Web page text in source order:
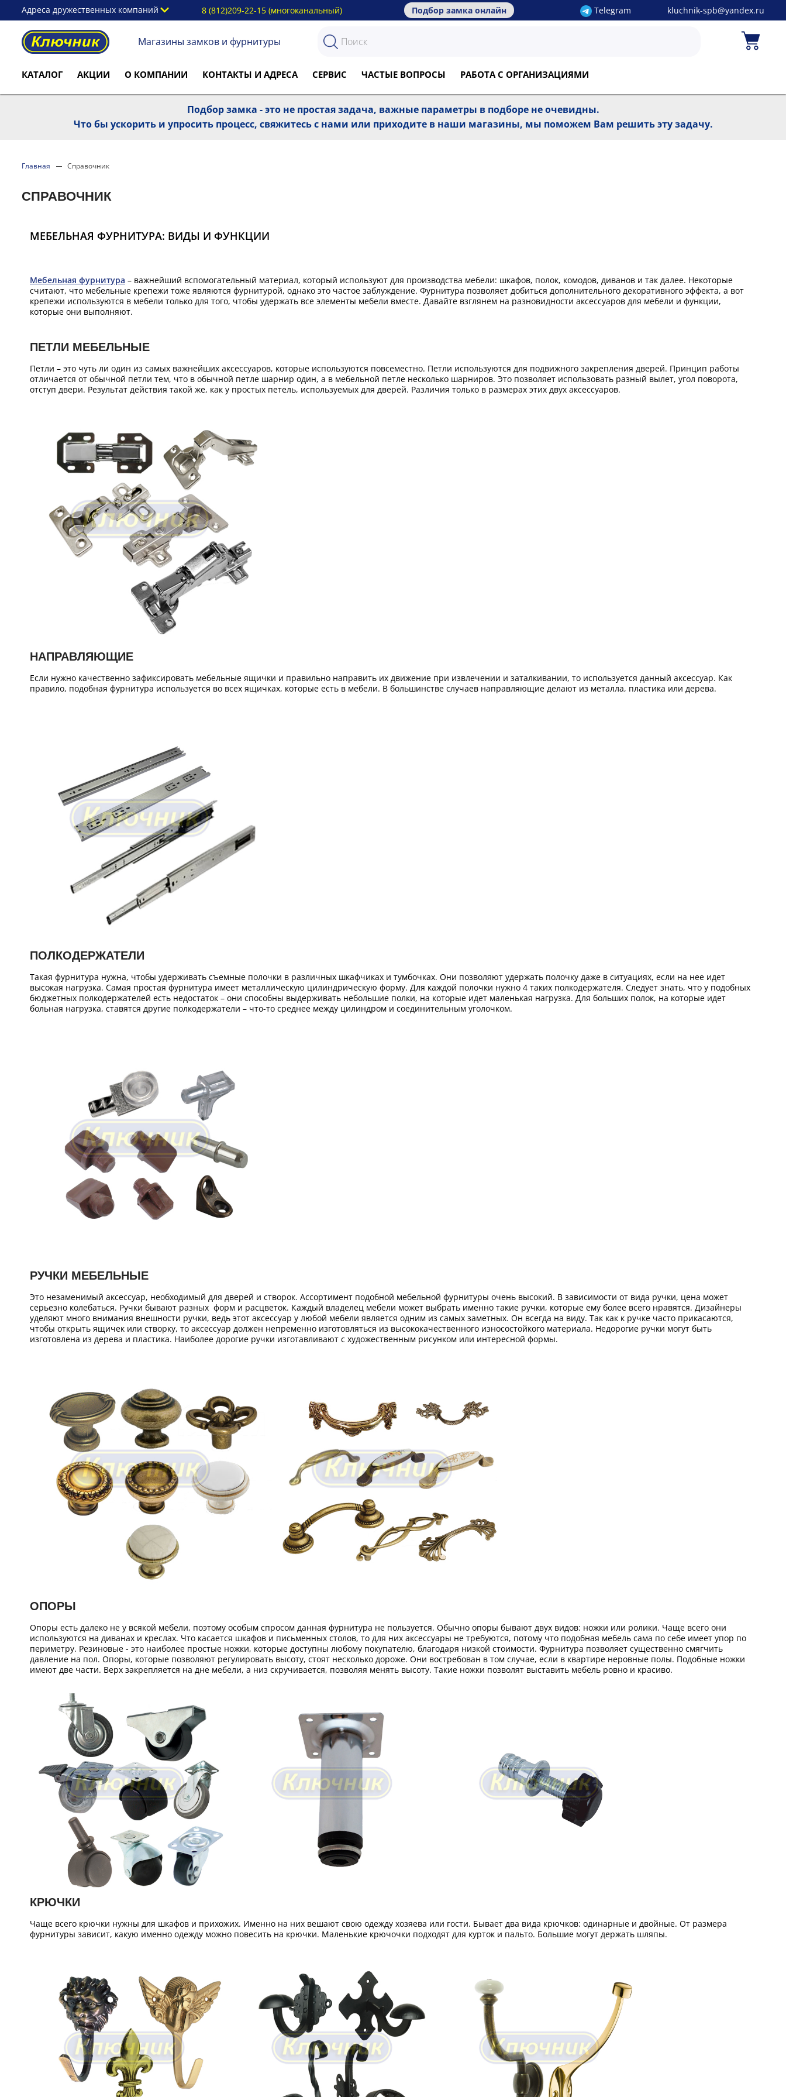
Адреса дружественных компаний 8 (812)209-22-15 (многоканальный) Подбор замка онлайн Telegram kluchnik-spb@yandex.ru
Магазины замков и фурнитуры
КАТАЛОГ АКЦИИ О КОМПАНИИ КОНТАКТЫ И АДРЕСА СЕРВИС ЧАСТЫЕ ВОПРОСЫ РАБОТА С ОРГАНИЗАЦИЯМИ
Подбор замка - это не простая задача, важные параметры в подборе не очевидны.
Что бы ускорить и упросить процесс, свяжитесь с нами или приходите в наши магазины, мы поможем Вам решить эту задачу.
Главная Справочник
СПРАВОЧНИК
МЕБЕЛЬНАЯ ФУРНИТУРА: ВИДЫ И ФУНКЦИИ
Мебельная фурнитура – важнейший вспомогательный материал, который используют для производства мебели: шкафов, полок, комодов, диванов и так далее. Некоторые
считают, что мебельные крепежи тоже являются фурнитурой, однако это частое заблуждение. Фурнитура позволяет добиться дополнительного декоративного эффекта, а вот
крепежи используются в мебели только для того, чтобы удержать все элементы мебели вместе. Давайте взглянем на разновидности аксессуаров для мебели и функции,
которые они выполняют.
ПЕТЛИ МЕБЕЛЬНЫЕ
Петли – это чуть ли один из самых важнейших аксессуаров, которые используются повсеместно. Петли используются для подвижного закрепления дверей. Принцип работы
отличается от обычной петли тем, что в обычной петле шарнир один, а в мебельной петле несколько шарниров. Это позволяет использовать разный вылет, угол поворота,
отступ двери. Результат действия такой же, как у простых петель, используемых для дверей. Различия только в размерах этих двух аксессуаров.
НАПРАВЛЯЮЩИЕ
Если нужно качественно зафиксировать мебельные ящички и правильно направить их движение при извлечении и заталкивании, то используется данный аксессуар. Как
правило, подобная фурнитура используется во всех ящичках, которые есть в мебели. В большинстве случаев направляющие делают из металла, пластика или дерева.
ПОЛКОДЕРЖАТЕЛИ
Такая фурнитура нужна, чтобы удерживать съемные полочки в различных шкафчиках и тумбочках. Они позволяют удержать полочку даже в ситуациях, если на нее идет
высокая нагрузка. Самая простая фурнитура имеет металлическую цилиндрическую форму. Для каждой полочки нужно 4 таких полкодержателя. Следует знать, что у подобных
бюджетных полкодержателей есть недостаток – они способны выдерживать небольшие полки, на которые идет маленькая нагрузка. Для больших полок, на которые идет
больная нагрузка, ставятся другие полкодержатели – что-то среднее между цилиндром и соединительным уголочком.
РУЧКИ МЕБЕЛЬНЫЕ
Это незаменимый аксессуар, необходимый для дверей и створок. Ассортимент подобной мебельной фурнитуры очень высокий. В зависимости от вида ручки, цена может
серьезно колебаться. Ручки бывают разных форм и расцветок. Каждый владелец мебели может выбрать именно такие ручки, которые ему более всего нравятся. Дизайнеры
уделяют много внимания внешности ручки, ведь этот аксессуар у любой мебели является одним из самых заметных. Он всегда на виду. Так как к ручке часто прикасаются,
чтобы открыть ящичек или створку, то аксессуар должен непременно изготовляться из высококачественного износостойкого материала. Недорогие ручки могут быть
изготовлена из дерева и пластика. Наиболее дорогие ручки изготавливают с художественным рисунком или интересной формы.
ОПОРЫ
Опоры есть далеко не у всякой мебели, поэтому особым спросом данная фурнитура не пользуется. Обычно опоры бывают двух видов: ножки или ролики. Чаще всего они
используются на диванах и креслах. Что касается шкафов и письменных столов, то для них аксессуары не требуются, потому что подобная мебель сама по себе имеет упор по
периметру. Резиновые - это наиболее простые ножки, которые доступны любому покупателю, благодаря низкой стоимости. Фурнитура позволяет существенно смягчить
давление на пол. Опоры, которые позволяют регулировать высоту, стоят несколько дороже. Они востребован в том случае, если в квартире неровные полы. Подобные ножки
имеют две части. Верх закрепляется на дне мебели, а низ скручивается, позволяя менять высоту. Такие ножки позволят выставить мебель ровно и красиво.
КРЮЧКИ
Чаще всего крючки нужны для шкафов и прихожих. Именно на них вешают свою одежду хозяева или гости. Бывает два вида крючков: одинарные и двойные. От размера
фурнитуры зависит, какую именно одежду можно повесить на крючки. Маленькие крючочки подходят для курток и пальто. Большие могут держать шляпы.